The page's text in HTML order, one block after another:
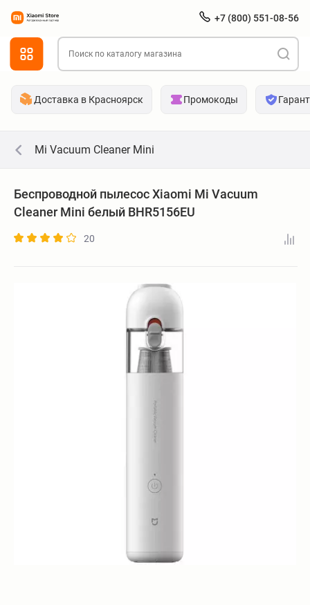
+7 (800) 551-08-56
Доставка в Красноярск Промокоды
Mi Vacuum Cleaner Mini
Беспроводной пылесос Xiaomi Mi Vacuum
Cleaner Mini белый BHR5156EU
20